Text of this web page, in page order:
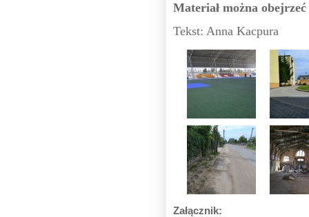
Materiał można
Tekst: Anna Kacpura
Załącznik: